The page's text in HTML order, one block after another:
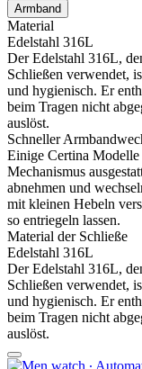
Armband
Material
Edelstahl 316L
Der Edelstahl 316L,
Schließen verwendet,
und hygienisch. Er
beim Tragen nicht
auslöst.
Schneller
Einige Certina
Mechanismus
abnehmen und
mit kleinen Hebeln
so entriegeln lassen.
Material der Schließe
Edelstahl 316L
Der Edelstahl 316L,
Schließen verwendet,
und hygienisch. Er
beim Tragen nicht
auslöst.